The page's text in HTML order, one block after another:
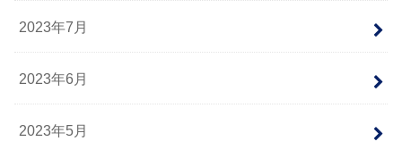
2023年7月
2023年6月
2023年5月